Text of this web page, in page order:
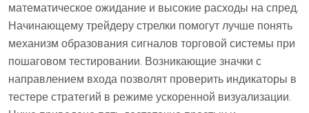
математическое ожидание и высокие расходы на спред.
Начинающему трейдеру стрелки помогут лучше понять
механизм образования сигналов торговой системы при
пошаговом тестировании. Возникающие значки с
направлением входа позволят проверить индикаторы в
тестере стратегий в режиме ускоренной визуализации.